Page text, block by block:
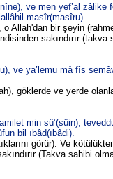
ve men yef’al zâlike
masîr(masîru).
Allah'dan bir şeyin
sakındırır (takva
ve ya’lemu mâ fîs
göklerde ve yerde
min sû’(sûin),
bil ıbâd(ıbâdi).
görür). Ve
(Takva sahibi